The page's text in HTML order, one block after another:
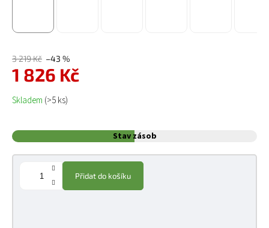
3 219 Kč –43 %
1 826 Kč
Měrná cena:
Skladem (>5 ks)
Stav zásob
Přidat do košíku